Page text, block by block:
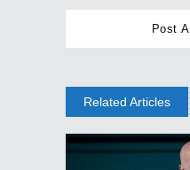
Related Articles